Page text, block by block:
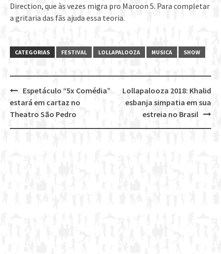
Direction, que às vezes migra pro Maroon 5. Para completar
a gritaria das fãs ajuda essa teoria.
CATEGORIAS FESTIVAL LOLLAPALOOZA MUSICA SHOW
Post
navigation
Lollapalooza 2018: Khalid
esbanja simpatia em sua
estreia no Brasil
Espetáculo “5x Comédia”
estará em cartaz no
Theatro São Pedro